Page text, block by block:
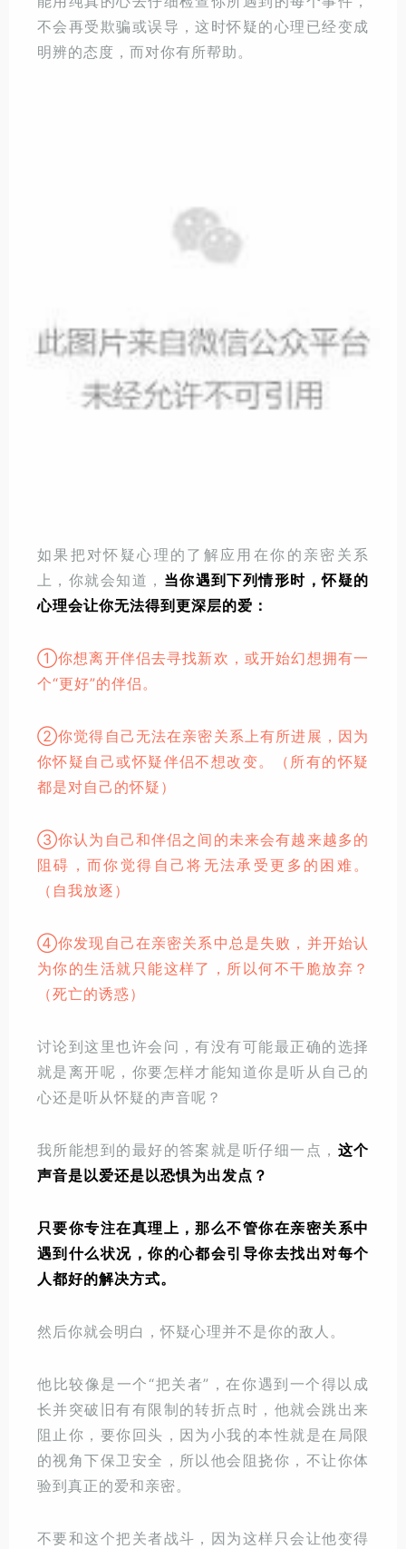
不会再受欺骗或误导，这时怀疑的心理已经变成
明辨的态度，而对你有所帮助。
如果把对怀疑心理的了解应用在你的亲密关系
上，你就会知道， 当你遇到下列情形时，怀疑的
心理会让你无法得到更深层的爱：
①你想离开伴侣去寻找新欢，或开始幻想拥有一
个“更好”的伴侣。
②你觉得自己无法在亲密关系上有所进展，因为
你怀疑自己或怀疑伴侣不想改变。（所有的怀疑
都是对自己的怀疑）
③你认为自己和伴侣之间的未来会有越来越多的
阻碍，而你觉得自己将无法承受更多的困难。
（自我放逐）
④你发现自己在亲密关系中总是失败，并开始认
为你的生活就只能这样了，所以何不干脆放弃？
（死亡的诱惑）
讨论到这里也许会问，有没有可能最正确的选择
就是离开呢，你要怎样才能知道你是听从自己的
心还是听从怀疑的声音呢？
我所能想到的最好的答案就是听仔细一点， 这个
声音是以爱还是以恐惧为出发点？
只要你专注在真理上，那么不管你在亲密关系中
遇到什么状况，你的心都会引导你去找出对每个
人都好的解决方式。
然后你就会明白，怀疑心理并不是你的敌人。
他比较像是一个“把关者”，在你遇到一个得以成
长并突破旧有有限制的转折点时，他就会跳出来
阻止你，要你回头，因为小我的本性就是在局限
的视角下保卫安全，所以他会阻挠你，不让你体
验到真正的爱和亲密。
不要和这个把关者战斗，因为这样只会让他变得